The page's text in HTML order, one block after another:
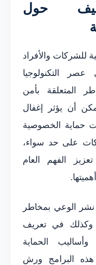
حول
للشركات والأفراد
التكنولوجيا
المتعلقة بأمن
أن يؤثر إغفال
حماية الخصوصية
على حد سواء،
الفهم العام
نشر الوعي بمخاطر
وكذلك في تعريف
وأساليب الحماية
البرامج ورش